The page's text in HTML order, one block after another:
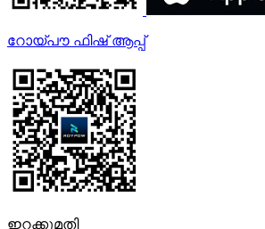
റോയ്‌പൗ ഫിഷ് ആപ്പ്
ഇറക്കുമതി